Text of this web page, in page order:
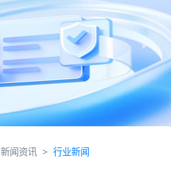
新闻资讯 > 行业新闻